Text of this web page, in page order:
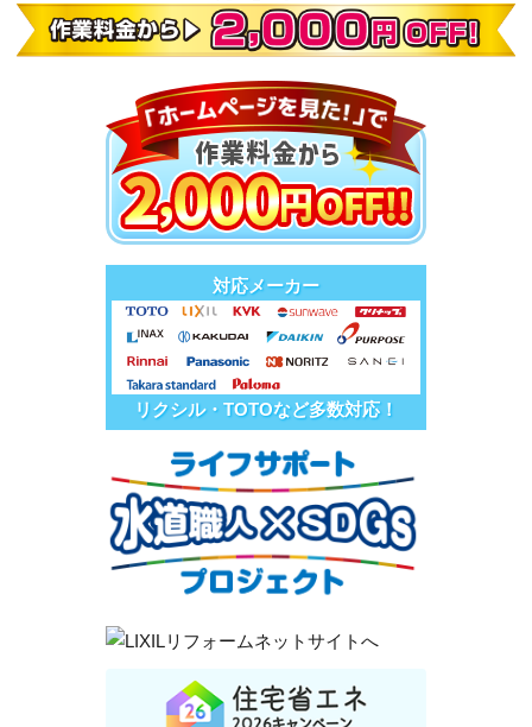
対応メーカー
リクシル・TOTOなど多数対応！